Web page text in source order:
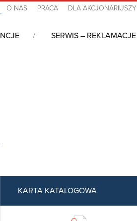
O NAS PRACA DLA AKCJONARIUSZY
SERWIS – REKLAMACJE
KARTA KATALOGOWA